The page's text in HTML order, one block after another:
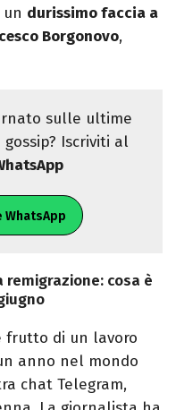
durissimo faccia a
Borgonovo,
sulle ultime
gossip? Iscriviti al
WhatsApp
remigrazione: cosa è
frutto di un lavoro
anno nel mondo
chat Telegram,